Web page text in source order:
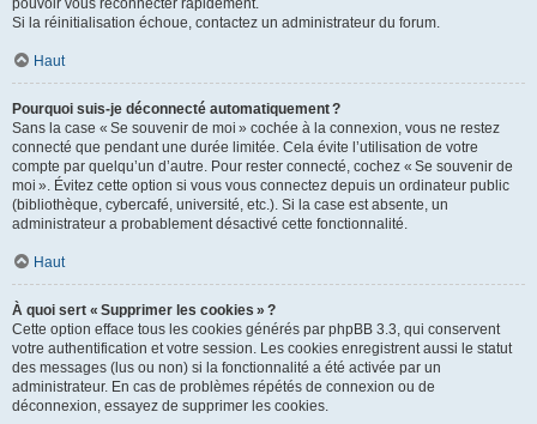
pouvoir vous reconnecter rapidement.
Si la réinitialisation échoue, contactez un administrateur du forum.
Haut
Pourquoi suis-je déconnecté automatiquement ?
Sans la case « Se souvenir de moi » cochée à la connexion, vous ne restez
connecté que pendant une durée limitée. Cela évite l’utilisation de votre
compte par quelqu’un d’autre. Pour rester connecté, cochez « Se souvenir de
moi ». Évitez cette option si vous vous connectez depuis un ordinateur public
(bibliothèque, cybercafé, université, etc.). Si la case est absente, un
administrateur a probablement désactivé cette fonctionnalité.
Haut
À quoi sert « Supprimer les cookies » ?
Cette option efface tous les cookies générés par phpBB 3.3, qui conservent
votre authentification et votre session. Les cookies enregistrent aussi le statut
des messages (lus ou non) si la fonctionnalité a été activée par un
administrateur. En cas de problèmes répétés de connexion ou de
déconnexion, essayez de supprimer les cookies.